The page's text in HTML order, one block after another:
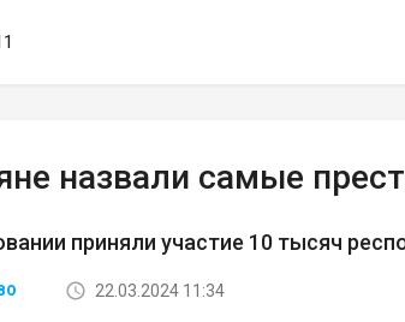
назвали самые
приняли участие 10 тысяч
22.03.2024 11:34